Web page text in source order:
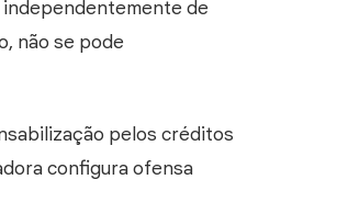
de
não se pode
pelos créditos
configura ofensa